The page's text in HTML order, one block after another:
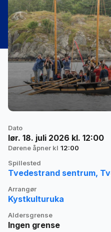
Dato
lør. 18. juli 2026 kl. 12:00
Dørene åpner kl 12:00
Spillested
Tvedestrand sentrum,
Arrangør
Kystkulturuka
Aldersgrense
Ingen grense